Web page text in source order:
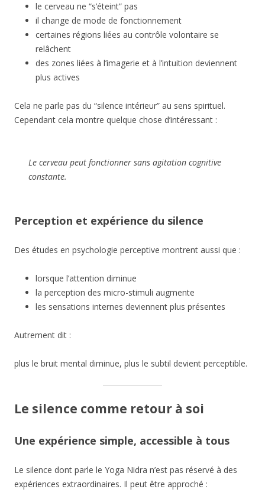
le cerveau ne “s’éteint” pas
il change de mode de fonctionnement
certaines régions liées au contrôle volontaire se
relâchent
des zones liées à l’imagerie et à l’intuition deviennent
plus actives
Cela ne parle pas du “silence intérieur” au sens spirituel.
Cependant cela montre quelque chose d’intéressant :
Le cerveau peut fonctionner sans agitation cognitive
constante.
Perception et expérience du silence
Des études en psychologie perceptive montrent aussi que :
lorsque l’attention diminue
la perception des micro-stimuli augmente
les sensations internes deviennent plus présentes
Autrement dit :
plus le bruit mental diminue, plus le subtil devient perceptible.
Le silence comme retour à soi
Une expérience simple, accessible à tous
Le silence dont parle le Yoga Nidra n’est pas réservé à des
expériences extraordinaires. Il peut être approché :